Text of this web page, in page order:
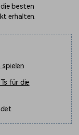
besten
erhalten.
spielen
für die